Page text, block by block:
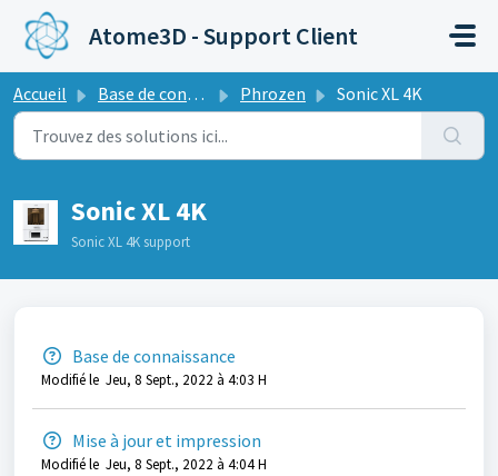
Passer au contenu principal
Atome3D - Support Client
Accueil Base de connaissances Phrozen Sonic XL 4K
Sonic XL 4K
Sonic XL 4K support
Base de connaissance
Modifié le Jeu, 8 Sept., 2022 à 4:03 H
Mise à jour et impression
Modifié le Jeu, 8 Sept., 2022 à 4:04 H